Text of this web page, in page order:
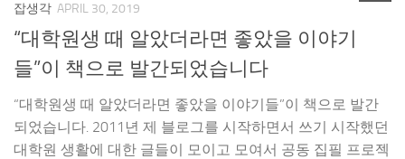
잡생각 APRIL 30, 2019
“대학원생 때 알았더라면 좋았을 이야기
들”이 책으로 발간되었습니다
“대학원생 때 알았더라면 좋았을 이야기들”이 책으로 발간
되었습니다. 2011년 제 블로그를 시작하면서 쓰기 시작했던
대학원 생활에 대한 글들이 모이고 모여서 공동 집필 프로젝